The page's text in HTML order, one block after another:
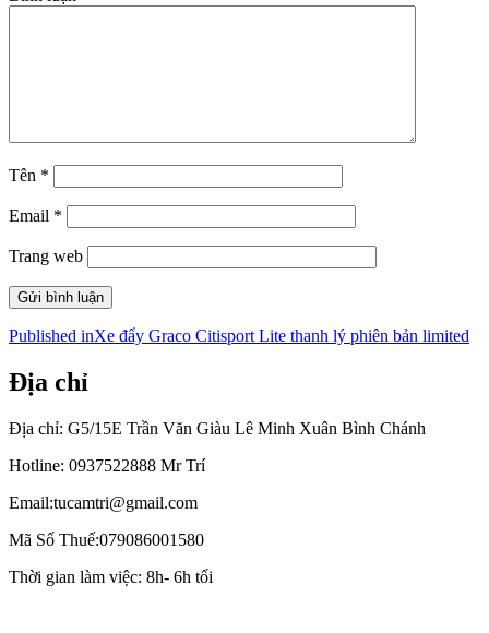
Tên *
Email *
Trang web
Điều
hướng
bài
viết
Published inXe đẩy Graco Citisport Lite thanh lý phiên bản limited
Địa chỉ
Địa chỉ: G5/15E Trần Văn Giàu Lê Minh Xuân Bình Chánh
Hotline: 0937522888 Mr Trí
Email:tucamtri@gmail.com
Mã Số Thuế:079086001580
Thời gian làm việc: 8h- 6h tối